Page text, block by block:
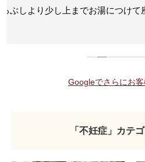
Googleでさらにお
「不妊症」カテ